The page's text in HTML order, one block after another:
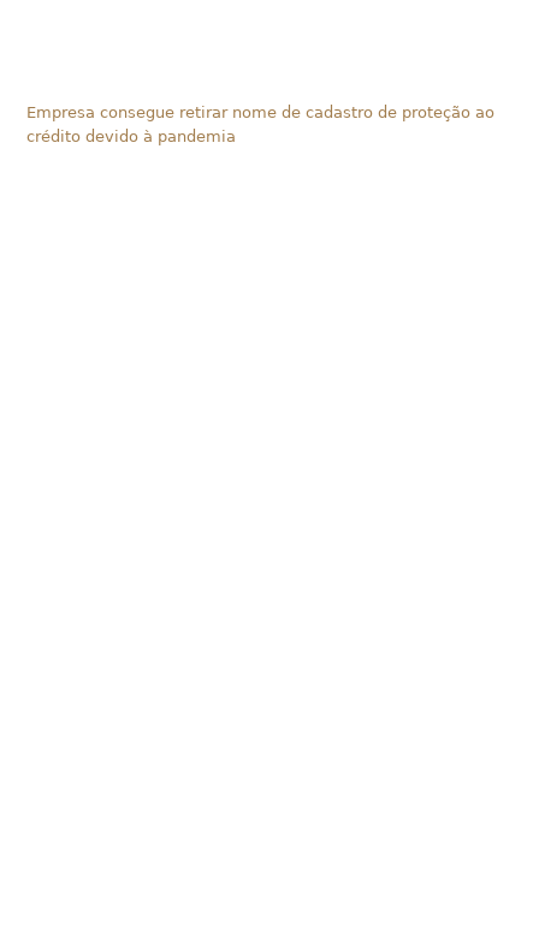
Empresa consegue retirar nome de cadastro de proteção ao
crédito devido à pandemia